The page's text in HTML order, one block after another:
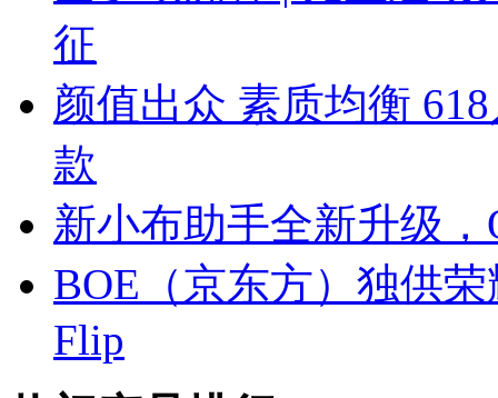
征
颜值出众 素质均衡
款
新小布助手全新升级
BOE（京东方）独供
Flip